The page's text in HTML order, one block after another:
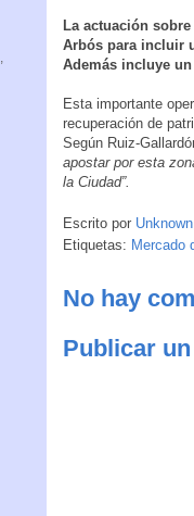
La actuación
Arbós para incluir
Además incluye
Esta importante
recuperación de
Según Ruiz-
apostar por esta
la Ciudad”.
Escrito por Unknown
Etiquetas: Mercado
No hay
Publicar